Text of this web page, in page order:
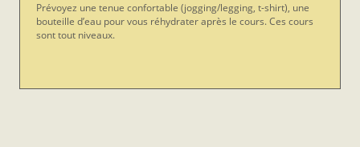
Prévoyez une tenue confortable (jogging/legging, t-shirt), une
bouteille d’eau pour vous réhydrater après le cours. Ces cours
sont tout niveaux.